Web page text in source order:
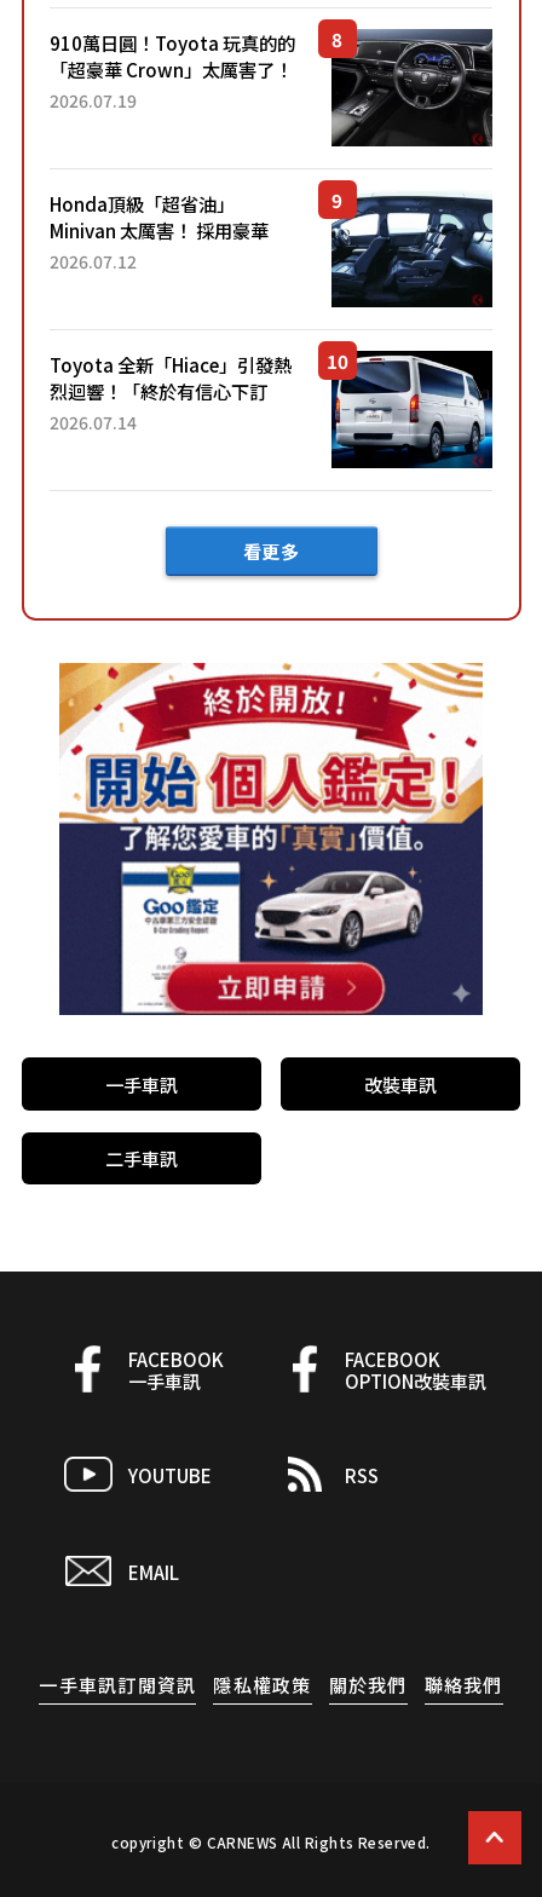
了！...
910萬日圓！Toyota 玩真的的
「超豪華 Crown」太厲害了！
採用由「匠人技藝」打造的
2026.07.19
Honda頂級「超省油」
Minivan 太厲害！ 採用豪華
「真皮座椅」與專屬「黑色內
「三...
2026.07.12
Toyota 全新「Hiace」引發熱
烈迴響！「終於有信心下訂
了！」「哪個等級交車最
車？...
2026.07.14
看更多
一手車訊 改裝車訊
二手車訊
FACEBOOK
一手車訊
FACEBOOK
OPTION改裝車訊
YOUTUBE RSS
EMAIL
一手車訊訂閱資訊 隱私權政策 關於我們 聯絡我們
copyright © CARNEWS All Rights Reserved.